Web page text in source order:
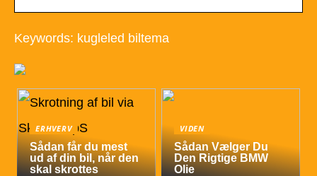
Keywords: kugleled biltema
ERHVERV
Sådan får du mest
ud af din bil, når den
skal skrottes
VIDEN
Sådan Vælger Du
Den Rigtige BMW
Olie